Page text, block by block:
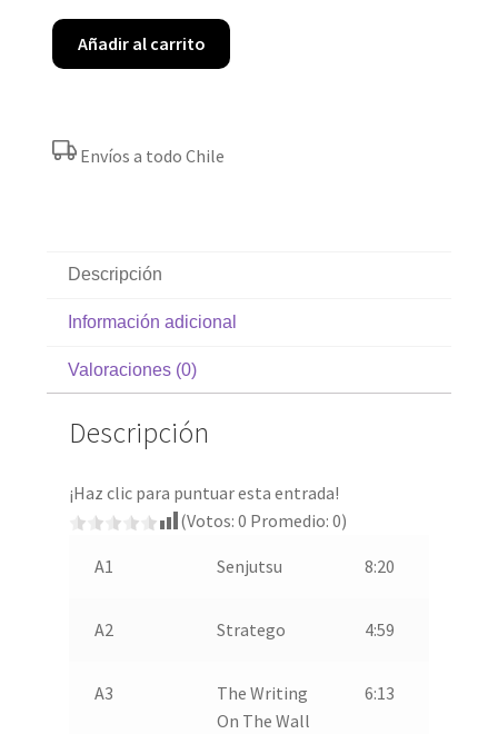
Añadir al carrito
Envíos a todo Chile
Descripción
Información adicional
Valoraciones (0)
Descripción
¡Haz clic para puntuar esta entrada!
(Votos: 0 Promedio: 0)
A1 Senjutsu 8:20
A2 Stratego 4:59
A3
The Writing
On The Wall
6:13